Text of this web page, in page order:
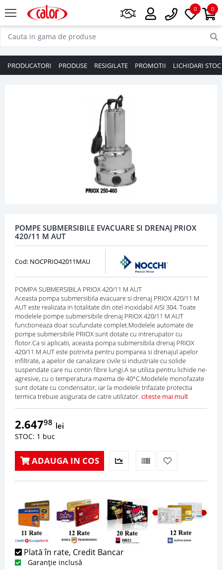
0
0
PRODUCATORI PRODUSE RESIGILATE PROMOTII LICHIDARI STOC
POMPE SUBMERSIBILE EVACUARE SI DRENAJ PRIOX
420/11 M AUT
Cod: NOCPRIO42011MAU
POMPA SUBMERSIBILA PRIOX 420/11 M AUT
Aceasta pompa submersibila evacuare si drenaj PRIOX 420/11 M
AUT este realizata in totalitate din otel inoxidabil AISI 304. Toate
modelele pompe submersibile drenaj PRIOX 420/11 M AUT
functioneaza doar scufundate complet.Modelele automate de
pompe submersibile PRIOX sunt dotate cu intrerupator cu
flotor.Ca si aplicatii, aceasta pompa submersibila drenaj PRIOX
420/11 M AUT este potrivita pentru pomparea si drenajul apelor
infiltrate, a apelor de canalizare civile si industriale cu solide
suspendate care nu contin fibre lungi.A se utiliza pentru lichide ne-
agresive, cu o temperatura maxima de 40°C.Modelele monofazate
sunt dotate cu condensator, iar la modelele trifazate protectia
termica trebuie asigurata de catre utilizator. citeste mai mult
2.64798 lei
STOC: 1 buc
ADAUGA IN COS
Plată în rate, Credit Bancar
Garanție inclusă